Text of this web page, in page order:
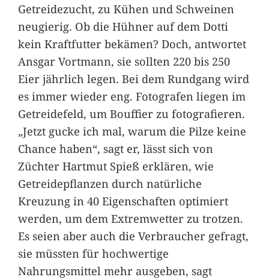
Getreidezucht, zu Kühen und Schweinen
neugierig. Ob die Hühner auf dem Dotti
kein Kraftfutter bekämen? Doch, antwortet
Ansgar Vortmann, sie sollten 220 bis 250
Eier jährlich legen. Bei dem Rundgang wird
es immer wieder eng. Fotografen liegen im
Getreidefeld, um Bouffier zu fotografieren.
„Jetzt gucke ich mal, warum die Pilze keine
Chance haben“, sagt er, lässt sich von
Züchter Hartmut Spieß erklären, wie
Getreidepflanzen durch natürliche
Kreuzung in 40 Eigenschaften optimiert
werden, um dem Extremwetter zu trotzen.
Es seien aber auch die Verbraucher gefragt,
sie müssten für hochwertige
Nahrungsmittel mehr ausgeben, sagt